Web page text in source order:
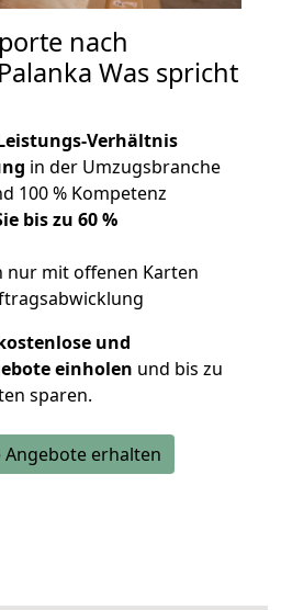
nach
Was spricht
Verhältnis
in der Umzugsbranche
100 % Kompetenz
bis zu 60 %
nur mit offenen Karten
und
einholen und bis zu
sparen.
Angebote erhalten